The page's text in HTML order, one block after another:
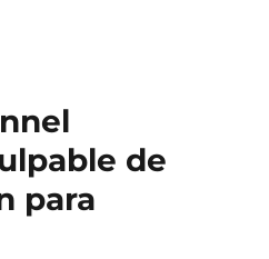
radiación
cósmica
de
para